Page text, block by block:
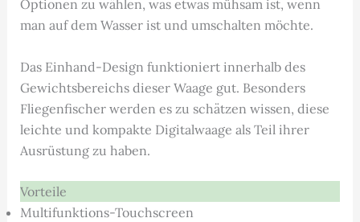
Optionen zu wählen, was etwas mühsam ist, wenn
man auf dem Wasser ist und umschalten möchte.
Das Einhand-Design funktioniert innerhalb des
Gewichtsbereichs dieser Waage gut. Besonders
Fliegenfischer werden es zu schätzen wissen, diese
leichte und kompakte Digitalwaage als Teil ihrer
Ausrüstung zu haben.
Vorteile
Multifunktions-Touchscreen